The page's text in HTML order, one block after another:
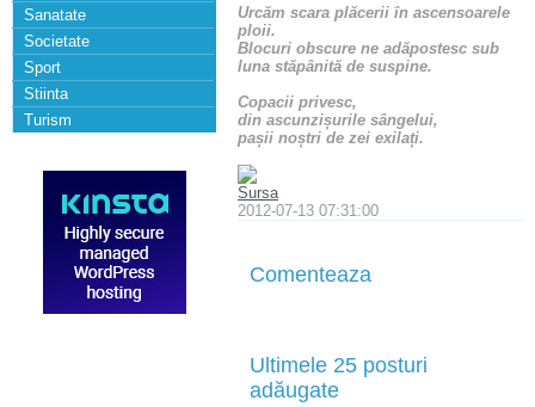
Sanatate
Societate
Sport
Stiinta
Turism
Urcăm scara plăcerii în ascensoarele
ploii.
Blocuri obscure ne adăpostesc sub
luna stăpânită de suspine.
Copacii privesc,
din ascunzișurile sângelui,
pașii noștri de zei exilați.
Sursa
2012-07-13 07:31:00
Comenteaza
Ultimele 25 posturi
adăugate